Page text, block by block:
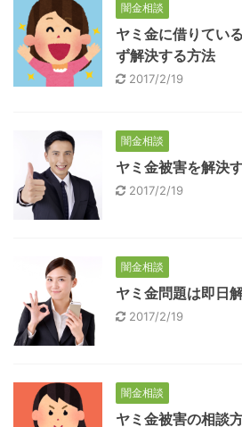
闇金相談
ヤミ金に借りてい
ず解決する方法
2017/2/19
闇金相談
ヤミ金被害を解決
2017/2/19
闇金相談
ヤミ金問題は即日
2017/2/19
闇金相談
ヤミ金被害の相談